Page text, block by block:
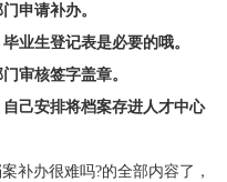
申请补办。
业生登记表是必要的哦。
审核签字盖章。
己安排将档案存进人才中心
补办很难吗?的全部内容了，